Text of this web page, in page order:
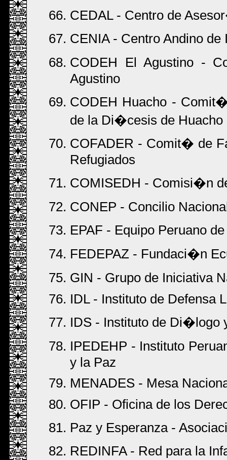
CEDAL - Centro de
CENIA - Centro Andino
CODEH El Agustino -
Agustino
CODEH Huacho -
de la Di�cesis de Huacho
COFADER - Comit� de
Refugiados
COMISEDH - Comisi�n
CONEP - Concilio
EPAF - Equipo Peruano
FEDEPAZ - Fundaci�n
GIN - Grupo de Iniciativa
IDL - Instituto de Defensa
IDS - Instituto de Di�logo
IPEDEHP - Instituto
y la Paz
MENADES - Mesa
OFIP - Oficina de los
Paz y Esperanza -
REDINFA - Red para la